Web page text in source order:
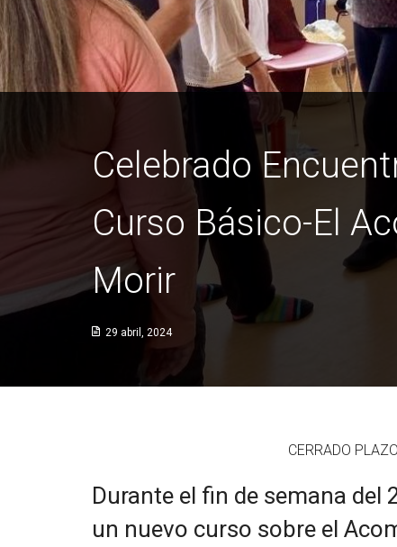
Celebrado
Curso Básico-El
Morir
29 abril, 2024
CERRADO
Durante el fin de semana del
un nuevo curso sobre el